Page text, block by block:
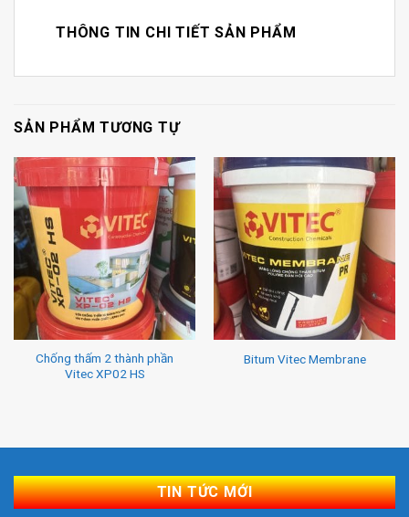
THÔNG TIN CHI TIẾT SẢN PHẨM
SẢN PHẨM TƯƠNG TỰ
Chống thấm 2 thành phần
Vitec XP02 HS
Bitum Vitec Membrane
TIN TỨC MỚI